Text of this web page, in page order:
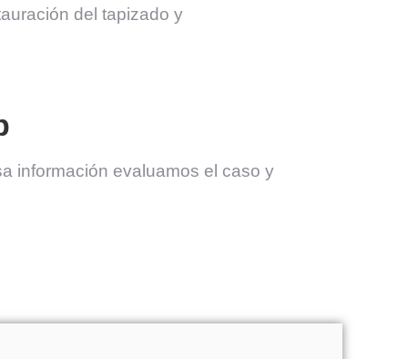
del tapizado y
información evaluamos el caso y